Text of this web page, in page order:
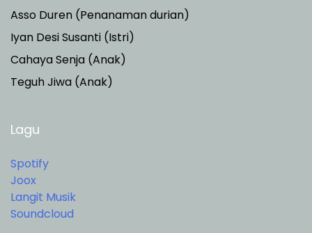
Asso Duren (Penanaman durian)
Iyan Desi Susanti (Istri)
Cahaya Senja (Anak)
Teguh Jiwa (Anak)
Lagu
Spotify
Joox
Langit Musik
Soundcloud